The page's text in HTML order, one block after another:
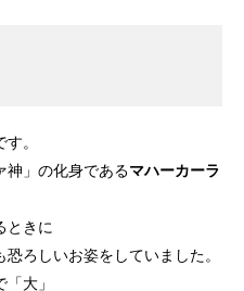
。
神」の化身であるマハーカーラ
ときに
ろしいお姿をしていました。
大」